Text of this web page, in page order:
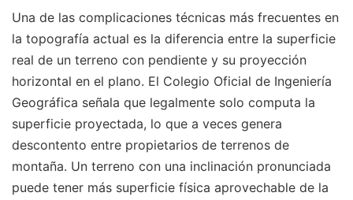
Una de las complicaciones técnicas más frecuentes en
la topografía actual es la diferencia entre la superficie
real de un terreno con pendiente y su proyección
horizontal en el plano. El Colegio Oficial de Ingeniería
Geográfica señala que legalmente solo computa la
superficie proyectada, lo que a veces genera
descontento entre propietarios de terrenos de
montaña. Un terreno con una inclinación pronunciada
puede tener más superficie física aprovechable de la